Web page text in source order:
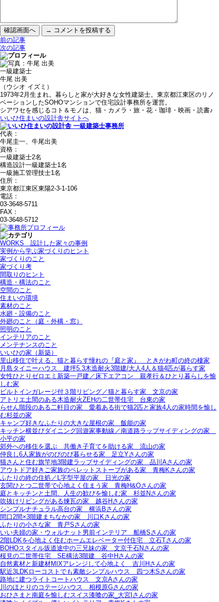
前の記事
次の記事
一級建築士
牛尾 出美
（ウシオ イズミ）
1973年2月生まれ。暮らしと家が大好きな女性建築士。東京都江東区のリノ
ベーションしたSOHOマンションで住宅設計事務所を運営。
シアワセを感じるコト＆モノは、猫・カメラ・旅・花・珈琲・映画・読書♪
いいひ住まいの設計舎サイトへ
代表：
牛尾圭一、牛尾出美
資格：
一級建築士2名
構造設計一級建築士1名
一級施工管理技士1名
住所：
東京都江東区東陽2-3-1-106
電話：
03-3648-5711
FAX：
03-3648-5712
WORKS＿設計した家々の事例
実例から学ぶ家づくりのヒント
家づくりのこと
家づくり考
間取りのヒント
構造・構法のこと
空間のこと
住まいの環境
素材のこと
水廻・設備のこと
外廻のこと（庭・外構・窓）
照明のこと
インテリアのこと
メンテナンスのこと
いいひの家（新築）
里山移住で叶える、猫と暮らす憧れの『庭と家』＿ときがわ町の終の棲家
月島タイニーハウス＿建坪5.3木造耐火3階建/大人4人＆猫4匹が暮らす家
女性ひとりゼロエミ新築一戸建／床下エアコン＿親孝行＆ひとり暮らしを愉
しむ家
ビルトインガレージ付３階リビング／猫と暮らす家＿文京の家
アトリエ土間のある木造耐火ZEHの二世帯住宅＿台東の家
らせん階段のある二軒目の家＿愛着ある街で猫2匹と家族4人の家時間を愉し
む杉並の家
キャンプ好きなふたりの大きな屋根の家＿飯能の家
キッチン横並びダイニング回遊家事動線／南道路ラップサイディングの家＿
小平の家
郊外への移住を選ぶ＿共働き子育てを助ける家＿流山の家
仲良し6人家族がのびのび暮らせる家＿足立Yさんの家
猫さんと住む旗竿地3階建ラップサイディングの家＿品川Aさんの家
アウトドア好きご家族のペレットストーブがある家＿青梅Kさんの家
ふたりの終の住処／L字型平屋の家＿日光の家
玄関ひとつ二世帯で心地よく住まう家＿青梅H&Oさんの家
庭とキッチンと土間、人生の歓びを愉しむ家＿杉並Nさんの家
吹抜けリビングがある煉瓦の家＿越谷Hさんの家
シンプルナチュラル高台の家＿横浜Bさんの家
間口2間×3階建まちなかの家＿川口Kさんの家
ふたりの小さな家＿青戸Sさんの家
いい夫婦の家・ウォルナット男前インテリア＿船橋Sさんの家
2階LDKを心地よく住むホームエレベーター付住宅＿立石Tさんの家
BOHOスタイル坂道途中の三兄妹の家＿文京千石Nさんの家
桜見の二世帯住宅＿SE構法3階建＿谷中Hさんの家
自然素材と新建材MIXアレンジして心地よく＿吉川Hさんの家
駅近3LDKローコストでも素敵シンプルハウス＿四つ木Sさんの家
路地に建つライトコートハウス＿文京Aさんの家
川のほとりのコテージハウス＿相模原Gさんの家
おひさまと南庭を愉しむスイス漆喰の家_大宮Iさんの家